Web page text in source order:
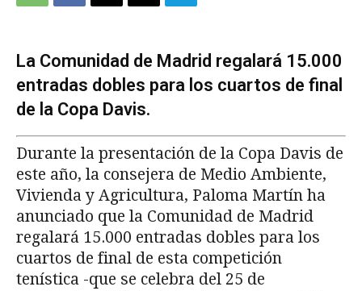
La Comunidad de Madrid regalará 15.000
entradas dobles para los cuartos de final
de la Copa Davis.
Durante la presentación de la Copa Davis de
este año, la consejera de Medio Ambiente,
Vivienda y Agricultura, Paloma Martín ha
anunciado que la Comunidad de Madrid
regalará 15.000 entradas dobles para los
cuartos de final de esta competición
tenística -que se celebra del 25 de